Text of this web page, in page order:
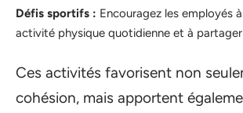
Défis sportifs : Encouragez les employés
activité physique quotidienne et à
Ces activités favorisent non
cohésion, mais apportent